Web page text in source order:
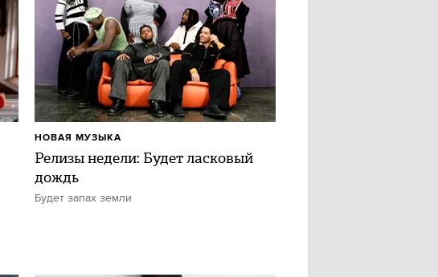
Релизы недели: Будет ласковый
дождь
Будет запах земли
НОВАЯ МУЗЫКА